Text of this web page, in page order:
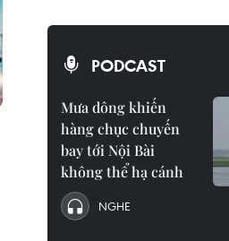
PODCAST
Mưa dông khiến
hàng chục chuyến
bay tới Nội Bài
không thể hạ cánh
NGHE